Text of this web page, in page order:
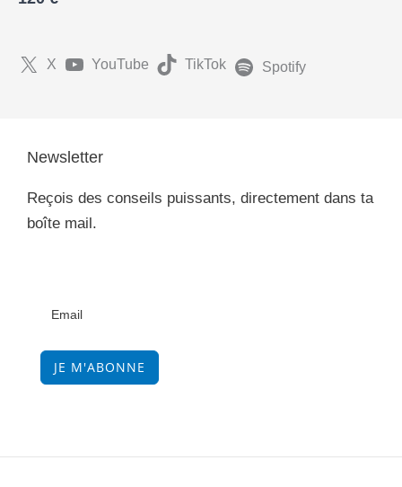
X YouTube TikTok Spotify
Newsletter
Reçois des conseils puissants, directement dans ta
boîte mail.
JE M'ABONNE